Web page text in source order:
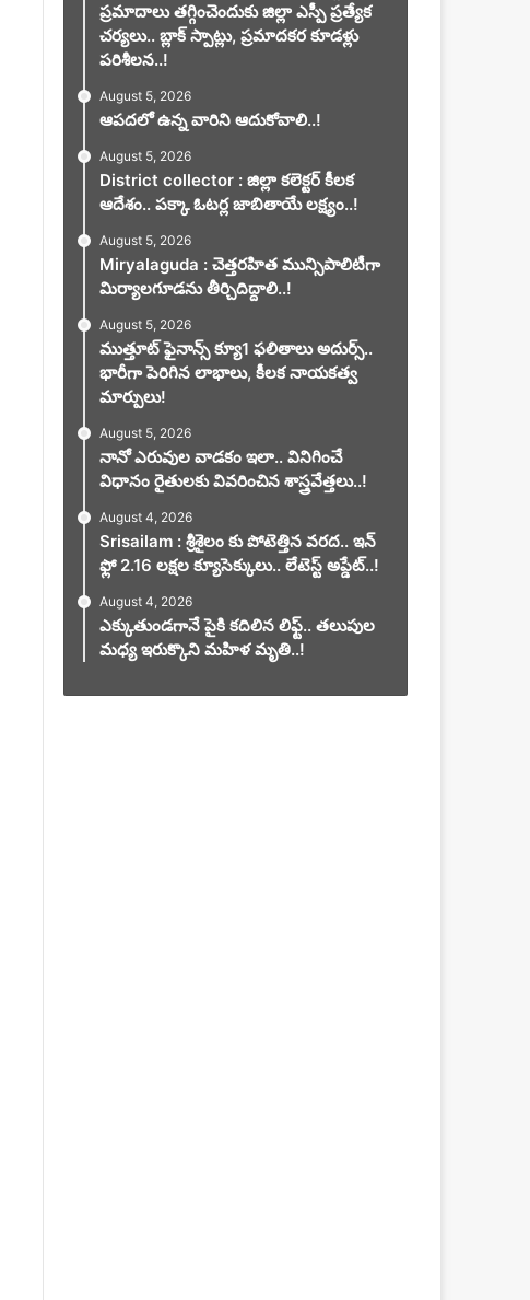
ప్రమాదాలు తగ్గించెందుకు జిల్లా ఎస్పీ ప్రత్యేక
చర్యలు.. బ్లాక్ స్పాట్లు, ప్రమాదకర కూడళ్లు
పరిశీలన..!
August 5, 2026
ఆపదలో ఉన్న వారిని ఆదుకోవాలి..!
August 5, 2026
District collector : జిల్లా కలెక్టర్ కీలక
ఆదేశం.. పక్కా ఓటర్ల జాబితాయే లక్ష్యం..!
August 5, 2026
Miryalaguda : చెత్తరహిత మున్సిపాలిటీగా
మిర్యాలగూడను తీర్చిదిద్దాలి..!
August 5, 2026
ముత్తూట్ ఫైనాన్స్ క్యూ1 ఫలితాలు అదుర్స్..
భారీగా పెరిగిన లాభాలు, కీలక నాయకత్వ
మార్పులు!
August 5, 2026
నానో ఎరువుల వాడకం ఇలా.. వినిగించే
విధానం రైతులకు వివరించిన శాస్త్రవేత్తలు..!
August 4, 2026
Srisailam : శ్రీశైలం కు పోటెత్తిన వరద.. ఇన్
ఫ్లో 2.16 లక్షల క్యూసెక్కులు.. లేటెస్ట్ అప్డేట్..!
August 4, 2026
ఎక్కుతుండగానే పైకి కదిలిన లిఫ్ట్‌.. తలుపుల
మధ్య ఇరుక్కొని మహిళ మృతి..!